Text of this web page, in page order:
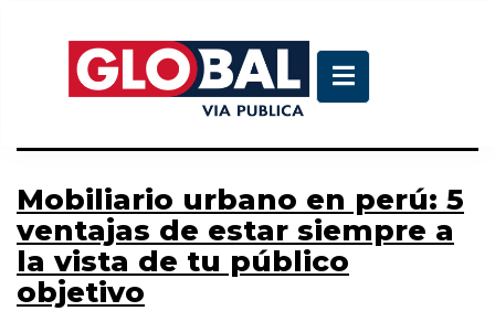
urbano en perú
Mobiliario urbano en perú: 5
ventajas de estar siempre a
la vista de tu público
objetivo